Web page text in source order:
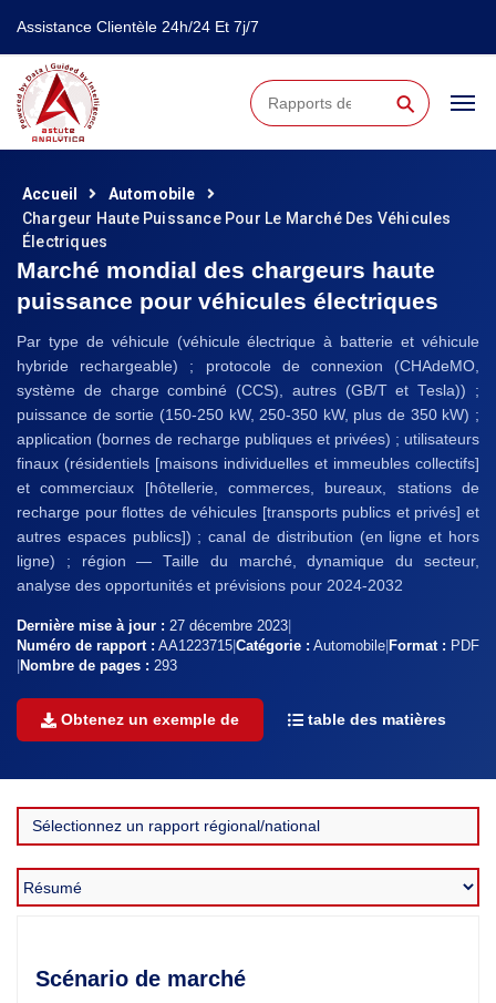
Assistance Clientèle 24h/24 Et 7j/7
⚲
Accueil
Automobile
Chargeur Haute Puissance Pour Le Marché Des Véhicules
Électriques
Marché mondial des chargeurs haute
puissance pour véhicules électriques
Par type de véhicule (véhicule électrique à batterie et véhicule
hybride rechargeable) ; protocole de connexion (CHAdeMO,
système de charge combiné (CCS), autres (GB/T et Tesla)) ;
puissance de sortie (150-250 kW, 250-350 kW, plus de 350 kW) ;
application (bornes de recharge publiques et privées) ; utilisateurs
finaux (résidentiels [maisons individuelles et immeubles collectifs]
et commerciaux [hôtellerie, commerces, bureaux, stations de
recharge pour flottes de véhicules [transports publics et privés] et
autres espaces publics]) ; canal de distribution (en ligne et hors
ligne) ; région — Taille du marché, dynamique du secteur,
analyse des opportunités et prévisions pour 2024-2032
Dernière mise à jour : 27 décembre 2023
Numéro de rapport : AA1223715 Catégorie : Automobile Format : PDF
Nombre de pages : 293
Obtenez un exemple de table des matières
Scénario de marché